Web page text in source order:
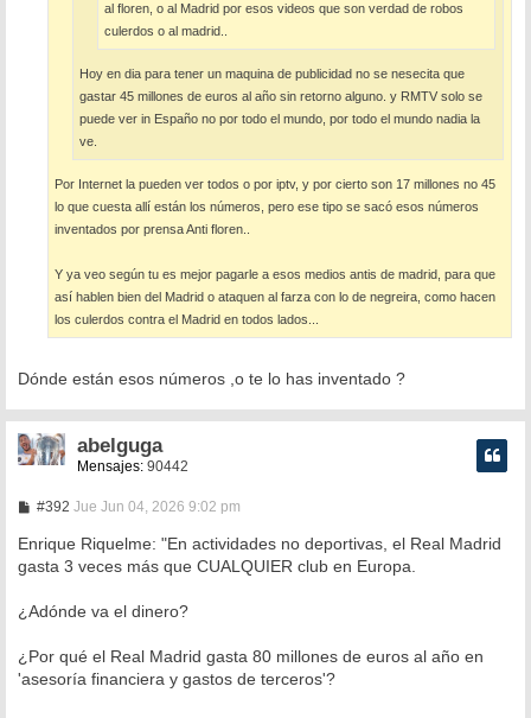
al floren, o al Madrid por esos videos que son verdad de robos
culerdos o al madrid..
Hoy en dia para tener un maquina de publicidad no se nesecita que
gastar 45 millones de euros al año sin retorno alguno. y RMTV solo se
puede ver in Españo no por todo el mundo, por todo el mundo nadia la
ve.
Por Internet la pueden ver todos o por iptv, y por cierto son 17 millones no 45
lo que cuesta allí están los números, pero ese tipo se sacó esos números
inventados por prensa Anti floren..
Y ya veo según tu es mejor pagarle a esos medios antis de madrid, para que
así hablen bien del Madrid o ataquen al farza con lo de negreira, como hacen
los culerdos contra el Madrid en todos lados...
Dónde están esos números ,o te lo has inventado ?
abelguga
Mensajes: 90442
#392M
n
a
e
Jue Jun 04, 2026 9:02 pm
Enrique Riquelme: "En actividades no deportivas, el Real Madrid
gasta 3 veces más que CUALQUIER club en Europa.
¿Adónde va el dinero?
¿Por qué el Real Madrid gasta 80 millones de euros al año en
'asesoría financiera y gastos de terceros'?